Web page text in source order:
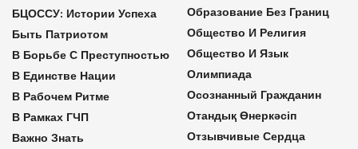
БЦОССУ: Истории Успеха
Быть Патриотом
В Борьбе С Преступностью
В Единстве Нации
В Рабочем Ритме
В Рамках ГЧП
Важно Знать
Образование Без Границ
Общество И Религия
Общество И Язык
Олимпиада
Осознанный Гражданин
Отандық Өнеркәсіп
Отзывчивые Сердца